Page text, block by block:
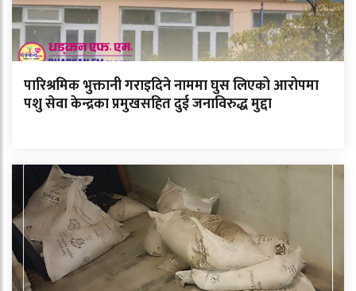
पारिश्रमिक भुक्तानी गराइदिने नाममा घुस लिएको आरोपमा
पशु सेवा केन्द्रका प्रमुखसहित दुई जनाविरुद्ध मुद्दा